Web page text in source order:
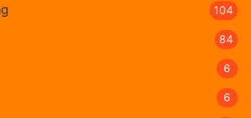
104
84
6
6